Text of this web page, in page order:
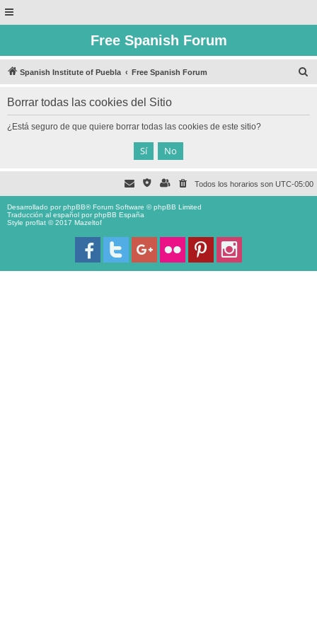
Free Spanish Forum
Spanish Institute of Puebla Free Spanish Forum
Borrar todas las cookies del Sitio
¿Está seguro de que quiere borrar todas las cookies de este sitio?
Todos los horarios son UTC-05:00
Desarrollado porphpBB® Forum Software © phpBB Limited
Traducción al español porphpBB España
Style proflat © 2017 Mazeltof